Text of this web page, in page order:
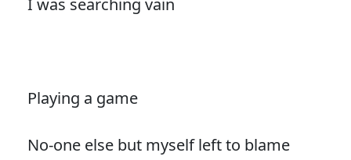
Playing a game
No-one else but myself left to blame